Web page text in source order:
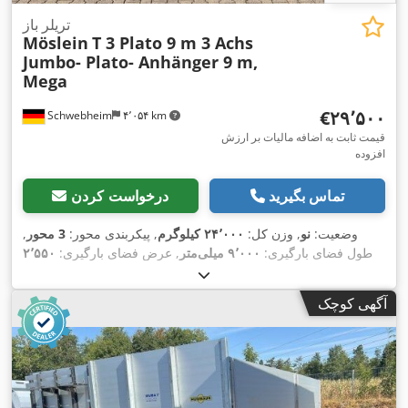
Schwebheim ۴٬۰۵۴ km
تریلر باز
Möslein T 3 Plato 9 m 3 Achs
Jumbo- Plato- Anhänger 9 m,
Mega
‎€۲۹٬۵۰۰
قیمت ثابت به اضافه مالیات بر ارزش
افزوده
درخواست کردن تماس بگیرید
وضعیت: نو, وزن کل: ۲۴٬۰۰۰ کیلوگرم , پیکربندی محور: 3 محور
,
طول فضای بارگیری: ۹٬۰۰۰ میلی‌متر , عرض فضای بارگیری: ۲٬۵۵۰
, سیستم تعلیق:
نوع چرخ‌دنده:دیگر, اندازه لاستیک جلو: 235/75 R 17,5, سایز تایر
عقب:
, کابین راننده:
تجهیزات: اِی‌بی‌اِس‎, ترمز بادی تحت فشار,
آگهی کوچک